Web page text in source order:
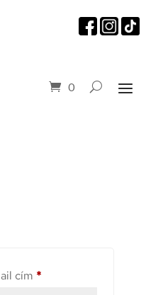
0
cím *Kötelező